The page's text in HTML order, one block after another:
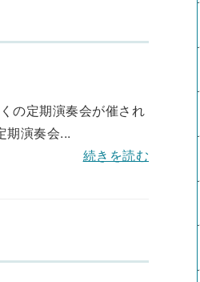
の定期演奏会が催され
期演奏会...
続きを読む